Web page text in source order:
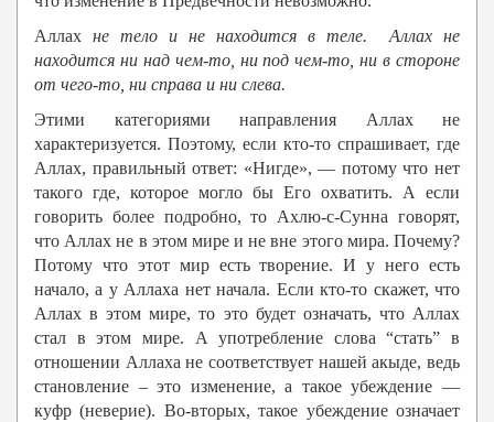
Аллах не тело и не находится в теле. Аллах не
находится ни над чем-то, ни под чем-то, ни в стороне
от чего-то, ни справа и ни слева.
Этими категориями направления Аллах не
характеризуется. Поэтому, если кто-то спрашивает, где
Аллах, правильный ответ: «Нигде», — потому что нет
такого где, которое могло бы Его охватить. А если
говорить более подробно, то Ахлю-с-Сунна говорят,
что Аллах не в этом мире и не вне этого мира. Почему?
Потому что этот мир есть творение. И у него есть
начало, а у Аллаха нет начала. Если кто-то скажет, что
Аллах в этом мире, то это будет означать, что Аллах
стал в этом мире. А употребление слова “стать” в
отношении Аллаха не соответствует нашей акыде, ведь
становление – это изменение, а такое убеждение —
куфр (неверие). Во-вторых, такое убеждение означает